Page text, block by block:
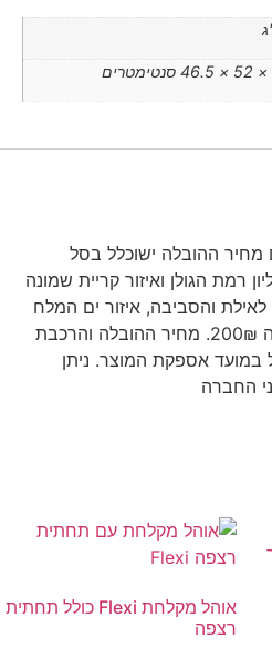
ההובלה ישוכלל בסל
רמת הגולן ואיזור קריית שמונה
תוספת הובלה 100₪. לאילת והסביבה, איזור ים המלח
והבקעה תחול תוספת הובלה 200₪. מחיר ההובלה והרכבת
במועד אספקת המוצר. ניתן
החברה
אוהל מקלחת Flexi כולל תחתית
רצפה